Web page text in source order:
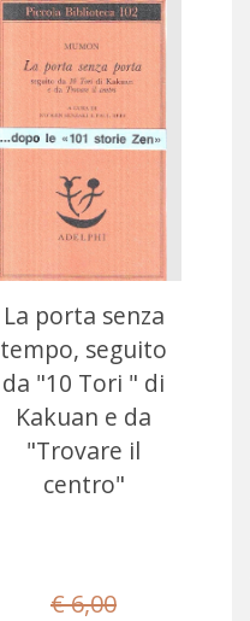
La porta senza
tempo, seguito
da "10 Tori " di
Kakuan e da
"Trovare il
centro"
€ 6,00